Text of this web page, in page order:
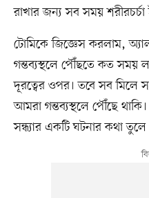
রাখার জন্য সব সময় শরীরচর্চা
টোমিকে জিজ্ঞেস করলাম,
গন্তব্যস্থলে পৌঁছতে কত সময়
দূরত্বের ওপর। তবে সব মিলে
আমরা গন্তব্যস্থলে পৌঁছে
সন্ধ্যার একটি ঘটনার কথা